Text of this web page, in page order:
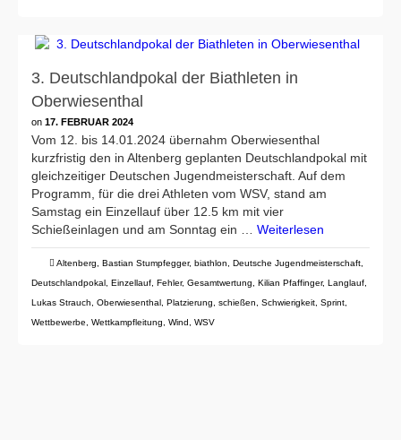
3. Deutschlandpokal der Biathleten in
Oberwiesenthal
on 17. FEBRUAR 2024
Vom 12. bis 14.01.2024 übernahm Oberwiesenthal
kurzfristig den in Altenberg geplanten Deutschlandpokal mit
gleichzeitiger Deutschen Jugendmeisterschaft. Auf dem
Programm, für die drei Athleten vom WSV, stand am
Samstag ein Einzellauf über 12.5 km mit vier
Schießeinlagen und am Sonntag ein … Weiterlesen
Altenberg Bastian Stumpfegger, biathlon Deutsche Jugendmeisterschaft
Deutschlandpokal Einzellauf Fehler, Gesamtwertung Kilian Pfaffinger, Langlauf
Lukas Strauch
Oberwiesenthal Platzierung schießen Schwierigkeit Sprint
Wettbewerbe
Wettkampfleitung Wind WSV